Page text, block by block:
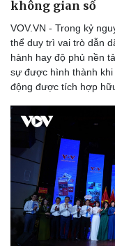
Du lịch
Tư vấn
Săn Tour
check-in
không gian số
VOV.VN - Trong kỷ
thể duy trì vai trò dẫn
hành hay độ phủ nền
sự được hình thành
động được tích hợp